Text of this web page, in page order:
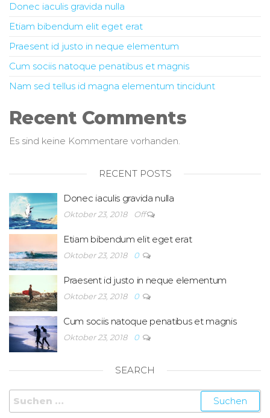
Donec iaculis gravida nulla
Etiam bibendum elit eget erat
Praesent id justo in neque elementum
Cum sociis natoque penatibus et magnis
Nam sed tellus id magna elementum tincidunt
Recent Comments
Es sind keine Kommentare vorhanden.
RECENT POSTS
Donec iaculis gravida nulla
Oktober 23, 2018 Off
Etiam bibendum elit eget erat
Oktober 23, 2018 0
Praesent id justo in neque elementum
Oktober 23, 2018 0
Cum sociis natoque penatibus et magnis
Oktober 23, 2018 0
SEARCH